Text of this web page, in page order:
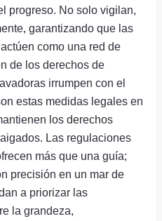
progreso. No solo vigilan,
garantizando que las
como una red de
de los derechos de
irrumpen con el
estas medidas legales en
los derechos
Las regulaciones
más que una guía;
precisión en un mar de
a priorizar las
la grandeza,